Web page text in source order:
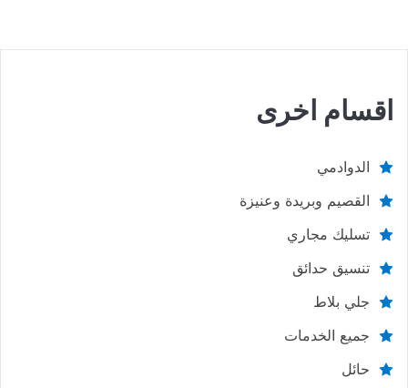
اقسام اخرى
الدوادمي
القصيم وبريدة وعنيزة
تسليك مجاري
تنسيق حدائق
جلي بلاط
جميع الخدمات
حائل